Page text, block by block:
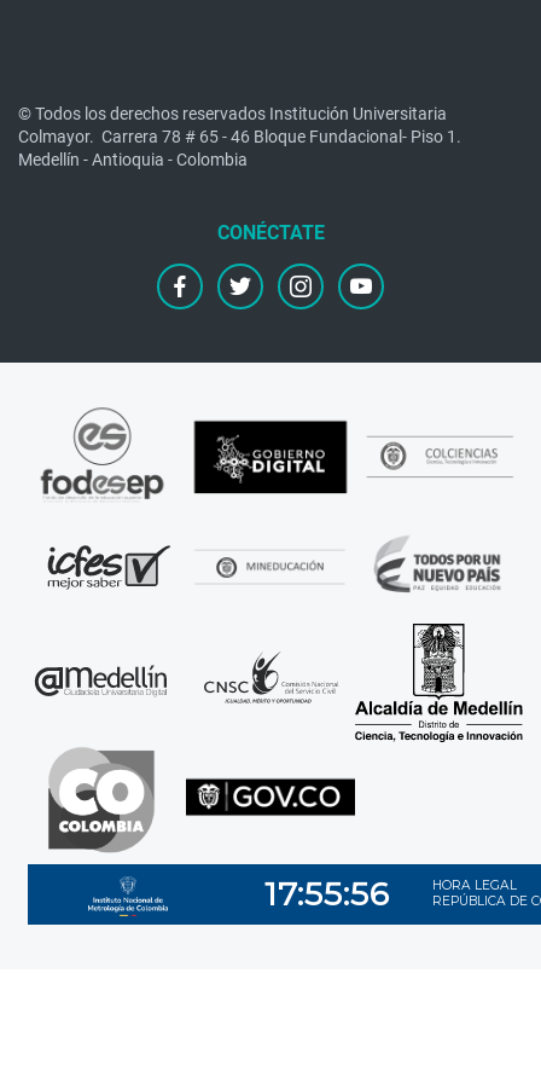
© Todos los derechos reservados Institución Universitaria
Colmayor. Carrera 78 # 65 - 46 Bloque Fundacional- Piso 1.
Medellín - Antioquia - Colombia
facebooktwitter instagramyoutube